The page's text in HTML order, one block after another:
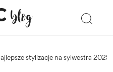
Najlepsze stylizacje na sylwestra